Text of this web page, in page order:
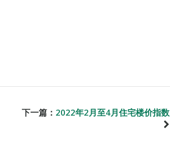
下一篇： 2022年2月至4月住宅楼价指数